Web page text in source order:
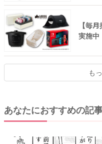
【毎
実施中
も
あなたにおすすめの記